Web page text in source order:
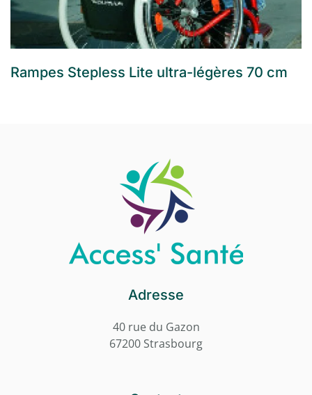
Rampes Stepless Lite ultra-légères 70 cm
Adresse
40 rue du Gazon
67200 Strasbourg